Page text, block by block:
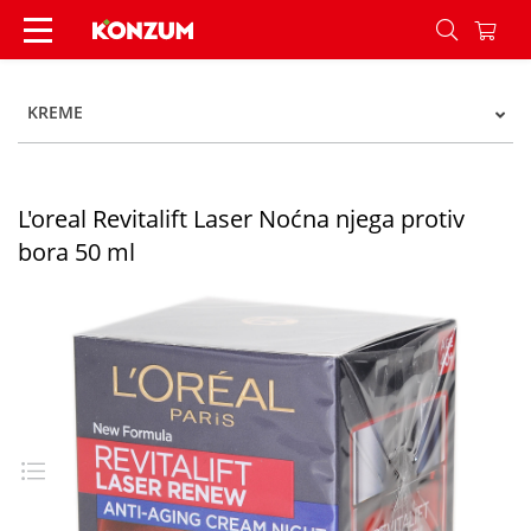
L'oreal Revitalift Laser Noćna njega protiv bora
KREME
L'oreal Revitalift Laser Noćna njega protiv
bora 50 ml